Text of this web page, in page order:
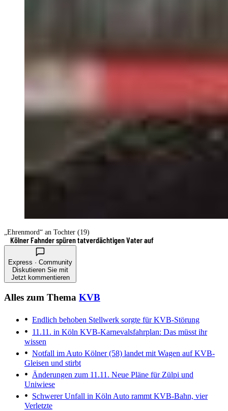
„Ehrenmord“ an Tochter (19)
Kölner Fahnder spüren tatverdächtigen Vater auf
Express · Community
Diskutieren Sie mit
Jetzt kommentieren
Alles zum Thema KVB
Endlich behoben Stellwerk sorgte für KVB-Störung
11.11. in Köln KVB-Karnevalsfahrplan: Das müsst ihr
wissen
Notfall im Auto Kölner (58) landet mit Wagen auf KVB-
Gleisen und stirbt
Änderungen zum 11.11. Neue Pläne für Zülpi und
Uniwiese
Schwerer Unfall in Köln Auto rammt KVB-Bahn, vier
Verletzte